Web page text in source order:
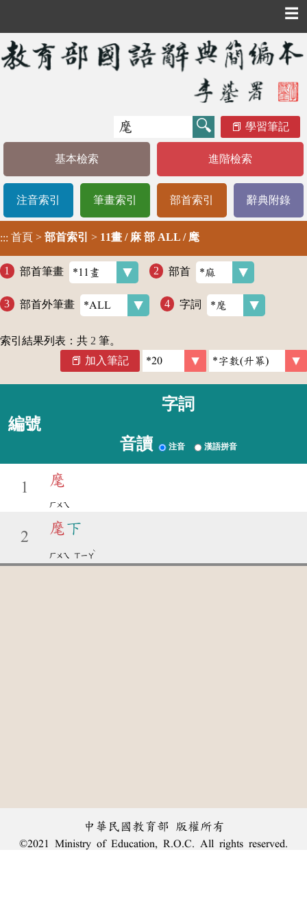
☰
學習筆記
基本檢索 進階檢索
注音索引 筆畫索引 部首索引 辭典附錄
::: 首頁 > 部首索引 > 11畫 / 麻 部 ALL / 麾
部首筆畫 部首
部首外筆畫 字詞
索引結果列表：共 2 筆。
加入筆記
編號
字詞
音讀 注音 漢語拼音
1 麾
ㄏㄨㄟ
2
麾 下
ㄏㄨㄟ ㄒㄧㄚ
ˋ
中華民國教育部 版權所有
©2021 Ministry of Education, R.O.C. All rights reserved.